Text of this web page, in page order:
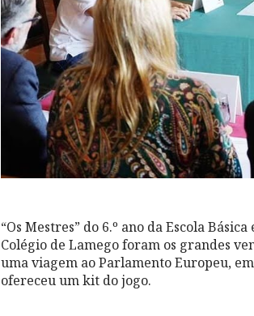
“Os Mestres” do 6.º ano da Escola
Colégio de Lamego foram os grandes
uma viagem ao Parlamento Europeu,
ofereceu um kit do jogo.